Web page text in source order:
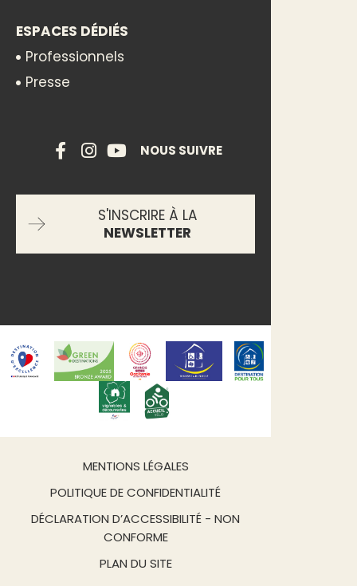
ESPACES DÉDIÉS
Professionnels
Presse
NOUS SUIVRE
S'INSCRIRE À LA
NEWSLETTER
MENTIONS LÉGALES
POLITIQUE DE CONFIDENTIALITÉ
DÉCLARATION D’ACCESSIBILITÉ - NON
CONFORME
PLAN DU SITE